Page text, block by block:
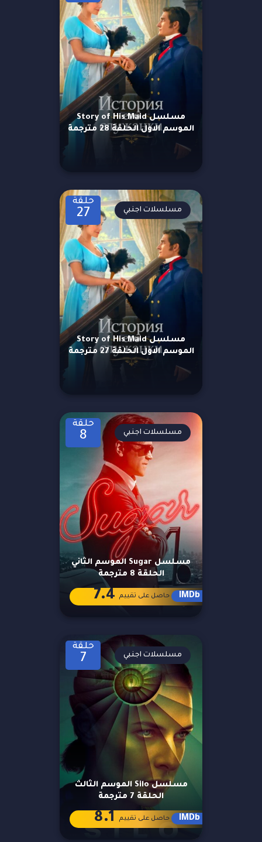
مسلسل Story of His Maid
الموسم الاول الحلقة 28 مترجمة
حلقة
27
مسلسل Story of His Maid
الموسم الاول الحلقة 27 مترجمة
مسلسلات اجنبي
حلقة
8
مسلسل Sugar الموسم الثاني
الحلقة 8 مترجمة
مسلسلات اجنبي
IMDb حاصل على تقييم 7.4
حلقة
7
مسلسل Silo الموسم الثالث
الحلقة 7 مترجمة
مسلسلات اجنبي
IMDb حاصل على تقييم 8.1